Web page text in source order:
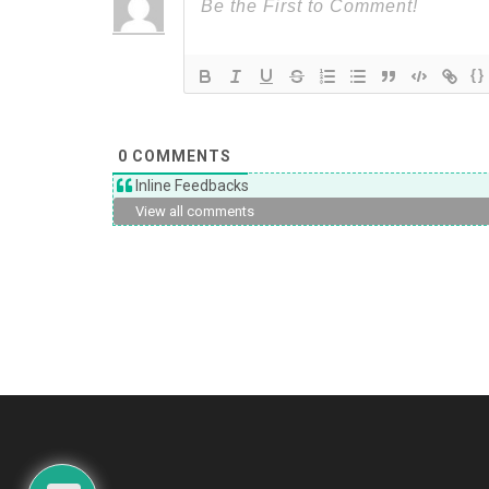
{}
0 COMMENTS
Inline Feedbacks
View all comments